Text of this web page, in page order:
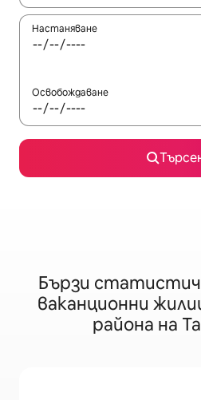
Настаняване
Освобождаване
Бързи
ваканционни
района на